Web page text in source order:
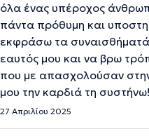
όλα ένας υπέροχος
πάντα πρόθυμη και
εκφράσω τα
εαυτός μου και να βρω
που με απασχολούσαν
μου την καρδιά τη συστήνω!
27 Απριλίου 2025